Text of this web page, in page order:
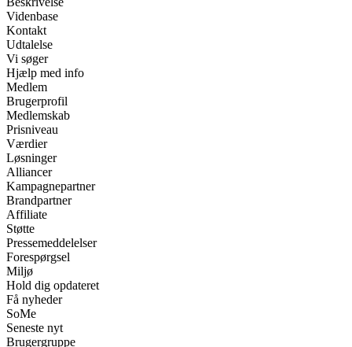
Videnbase
Kontakt
Udtalelse
Vi søger
Hjælp med info
Medlem
Brugerprofil
Medlemskab
Prisniveau
Værdier
Løsninger
Alliancer
Kampagnepartner
Brandpartner
Affiliate
Støtte
Pressemeddelelser
Forespørgsel
Miljø
Hold dig opdateret
Få nyheder
SoMe
Seneste nyt
Brugergruppe